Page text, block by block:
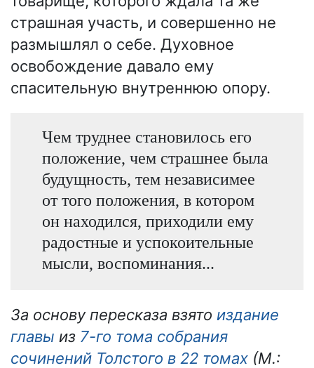
страшная участь, и совершенно не
размышлял о себе. Духовное
освобождение давало ему
спасительную внутреннюю опору.
Чем труднее становилось его
положение, чем страшнее была
будущность, тем независимее
от того положения, в котором
он находился, приходили ему
радостные и успокоительные
мысли, воспоминания...
За основу пересказа взято издание
главы из 7-го тома собрания
сочинений Толстого в 22 томах (М.: